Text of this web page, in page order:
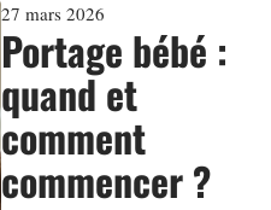
27 mars 2026
Portage bébé :
quand et
comment
commencer ?